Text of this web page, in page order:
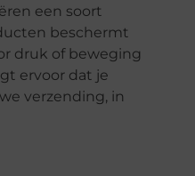
een soort
beschermt
druk of beweging
ervoor dat je
verzending, in